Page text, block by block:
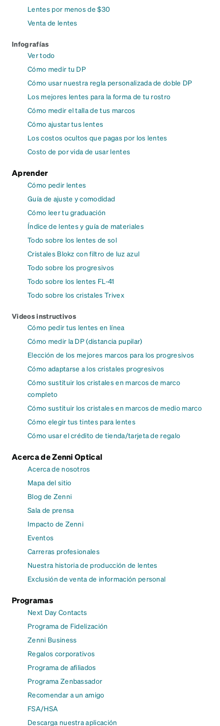
Lentes por menos de $30
Venta de lentes
Infografías
Ver todo
Cómo medir tu DP
Cómo usar nuestra regla personalizada de doble DP
Los mejores lentes para la forma de tu rostro
Cómo medir el talla de tus marcos
Cómo ajustar tus lentes
Los costos ocultos que pagas por los lentes
Costo de por vida de usar lentes
Aprender
Cómo pedir lentes
Guía de ajuste y comodidad
Cómo leer tu graduación
Índice de lentes y guía de materiales
Todo sobre los lentes de sol
Cristales Blokz con filtro de luz azul
Todo sobre los progresivos
Todo sobre los lentes FL-41
Todo sobre los cristales Trivex
Videos instructivos
Cómo pedir tus lentes en línea
Cómo medir la DP (distancia pupilar)
Elección de los mejores marcos para los progresivos
Cómo adaptarse a los cristales progresivos
Cómo sustituir los cristales en marcos de marco
completo
Cómo sustituir los cristales en marcos de medio marco
Cómo elegir tus tintes para lentes
Cómo usar el crédito de tienda/tarjeta de regalo
Acerca de Zenni Optical
Acerca de nosotros
Mapa del sitio
Blog de Zenni
Sala de prensa
Impacto de Zenni
Eventos
Carreras profesionales
Nuestra historia de producción de lentes
Exclusión de venta de información personal
Programas
Next Day Contacts
Programa de Fidelización
Zenni Business
Regalos corporativos
Programa de afiliados
Programa Zenbassador
Recomendar a un amigo
FSA/HSA
Descarga nuestra aplicación